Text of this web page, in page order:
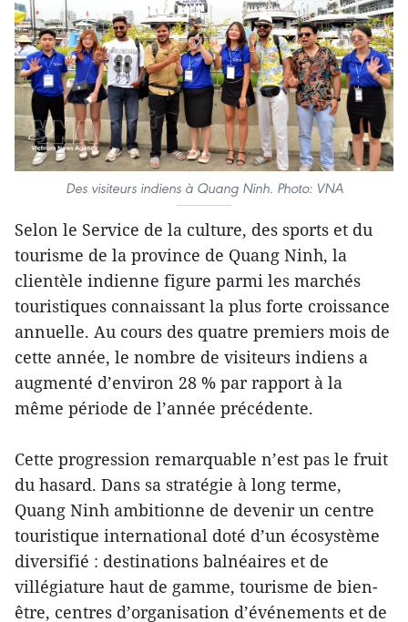
Des visiteurs indiens à Quang Ninh. Photo: VNA
Selon le Service de la culture, des sports et du
tourisme de la province de Quang Ninh, la
clientèle indienne figure parmi les marchés
touristiques connaissant la plus forte croissance
annuelle. Au cours des quatre premiers mois de
cette année, le nombre de visiteurs indiens a
augmenté d’environ 28 % par rapport à la
même période de l’année précédente.
Cette progression remarquable n’est pas le fruit
du hasard. Dans sa stratégie à long terme,
Quang Ninh ambitionne de devenir un centre
touristique international doté d’un écosystème
diversifié : destinations balnéaires et de
villégiature haut de gamme, tourisme de bien-
être, centres d’organisation d’événements et de